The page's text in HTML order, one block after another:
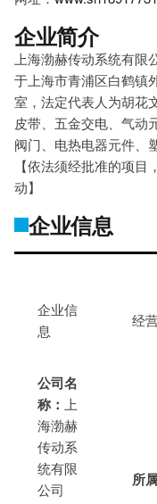
企业简介
上海渤赫传动系统有限
于上海市青浦区白鹤镇
室，法定代表人为胡花
皮带、五金交电、气动
阀门、电热电器元件、
【依法须经批准的项
动】
企业信息
企业信
息
经
公司名
称： 上
海渤赫
传动系
统有限
公司
所